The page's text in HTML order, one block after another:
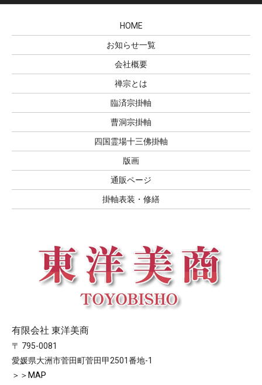
HOME
お知らせ一覧
会社概要
禅宗とは
臨済宗掛軸
曹洞宗掛軸
四国霊場十三佛掛軸
版画
通販ページ
掛軸表装・修繕
有限会社 東洋美商
〒 795-0081
愛媛県大洲市菅田町菅田甲2501番地-1
＞＞MAP